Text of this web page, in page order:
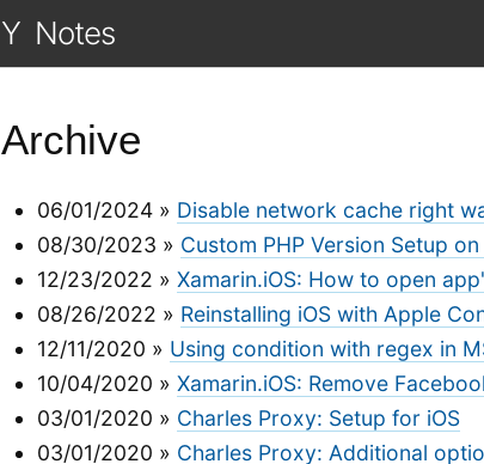
Y Notes
Archive
06/01/2024 » Disable network cache right
08/30/2023 » Custom PHP Version Setup
12/23/2022 » Xamarin.iOS: How to open
08/26/2022 » Reinstalling iOS with Apple
12/11/2020 » Using condition with regex in
10/04/2020 » Xamarin.iOS: Remove
03/01/2020 » Charles Proxy: Setup for iOS
03/01/2020 » Charles Proxy: Additional